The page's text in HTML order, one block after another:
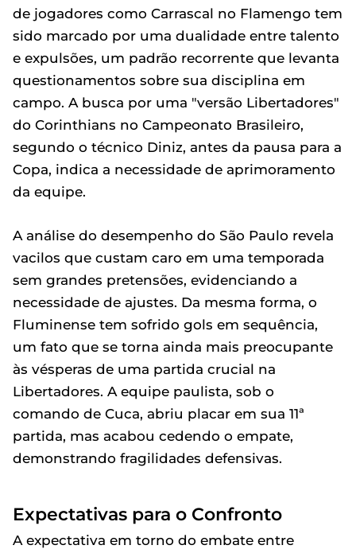
de jogadores como Carrascal no Flamengo tem
sido marcado por uma dualidade entre talento
e expulsões, um padrão recorrente que levanta
questionamentos sobre sua disciplina em
campo. A busca por uma "versão Libertadores"
do Corinthians no Campeonato Brasileiro,
segundo o técnico Diniz, antes da pausa para a
Copa, indica a necessidade de aprimoramento
da equipe.
A análise do desempenho do São Paulo revela
vacilos que custam caro em uma temporada
sem grandes pretensões, evidenciando a
necessidade de ajustes. Da mesma forma, o
Fluminense tem sofrido gols em sequência,
um fato que se torna ainda mais preocupante
às vésperas de uma partida crucial na
Libertadores. A equipe paulista, sob o
comando de Cuca, abriu placar em sua 11ª
partida, mas acabou cedendo o empate,
demonstrando fragilidades defensivas.
Expectativas para o Confronto
A expectativa em torno do embate entre